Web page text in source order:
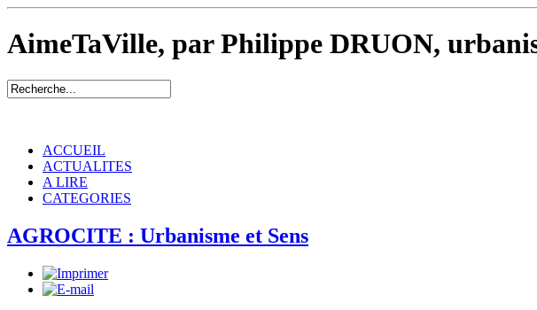
AimeTaVille, par Philippe DRUON,
ACCUEIL
ACTUALITES
A LIRE
CATEGORIES
AGROCITE : Urbanisme et Sens